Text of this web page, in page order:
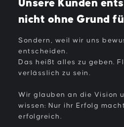
Unsere Kunden
nicht ohne Grund
Sondern, weil wir uns
entscheiden.
Das heißt alles zu geben.
verlässlich zu sein.
Wir glauben an die Vision
wissen: Nur ihr Erfolg
erfolgreich.